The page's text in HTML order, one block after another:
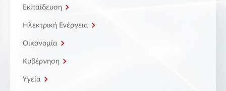
Εκπαίδευση
Ηλεκτρική Ενέργεια
Οικονομία
Κυβέρνηση
Υγεία